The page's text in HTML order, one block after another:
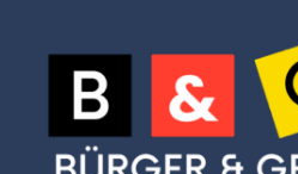
Inhalt
springen